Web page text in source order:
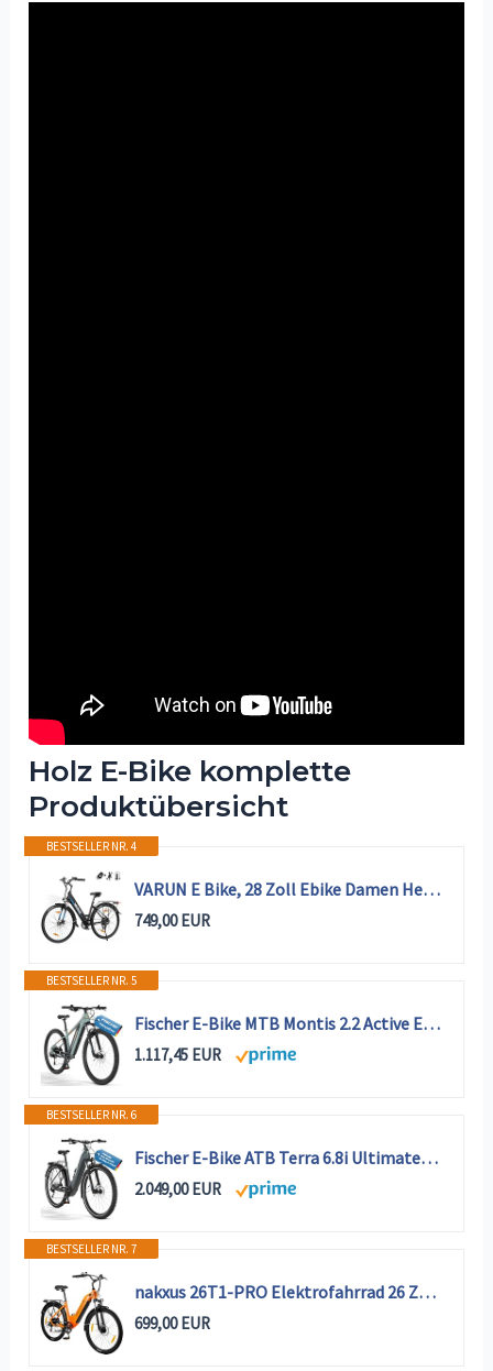
Holz E-Bike komplette
Produktübersicht
BESTSELLER NR. 4
VARUN E Bike, 28 Zoll Ebike Damen Herren mit 48V 499.2Wh Akku, Bis zu 110km
749,00 EUR
BESTSELLER NR. 5
Fischer E-Bike MTB Montis 2.2 Active Elektrofahrrad für Damen und Herren, RH 49, Heckmotor 50 Nm, 48 V Akku
1.117,45 EUR
BESTSELLER NR. 6
Fischer E-Bike ATB Terra 6.8i Ultimate Elektrofahrrad für Damen und Herren, RH 50, Mittelmotor 90 Nm, 36 V Akku
2.049,00 EUR
BESTSELLER NR. 7
nakxus 26T1-PRO Elektrofahrrad 26 Zoll E-Bike, 36V 18.2Ah Akku herausnehmbar, 250W Motor, LCD-Display, 7-Gang, Reichweite 90-130 km, 25 km/h, IPX5 wasserdicht für Erwachsene orange
699,00 EUR